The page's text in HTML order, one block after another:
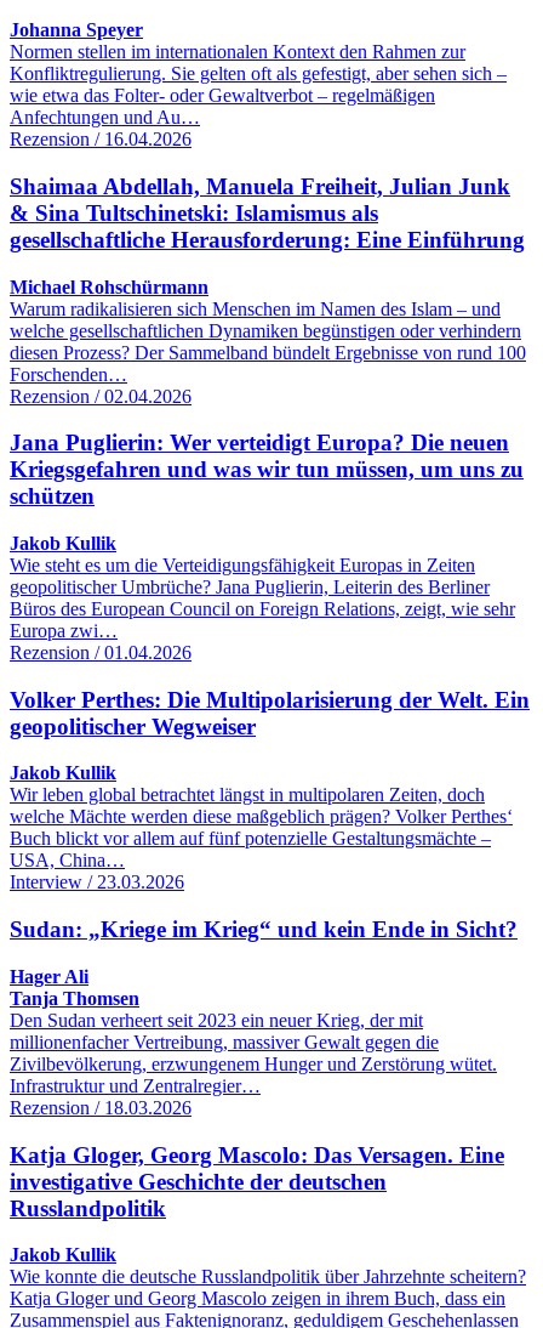
Johanna Speyer
Normen stellen im internationalen Kontext den Rahmen zur
Konfliktregulierung. Sie gelten oft als gefestigt, aber sehen sich –
wie etwa das Folter- oder Gewaltverbot – regelmäßigen
Anfechtungen und Au…
Rezension / 16.04.2026
Shaimaa Abdellah, Manuela Freiheit, Julian Junk
& Sina Tultschinetski: Islamismus als
gesellschaftliche Herausforderung: Eine Einführung
Michael Rohschürmann
Warum radikalisieren sich Menschen im Namen des Islam – und
welche gesellschaftlichen Dynamiken begünstigen oder verhindern
diesen Prozess? Der Sammelband bündelt Ergebnisse von rund 100
Forschenden…
Rezension / 02.04.2026
Jana Puglierin: Wer verteidigt Europa? Die neuen
Kriegsgefahren und was wir tun müssen, um uns zu
schützen
Jakob Kullik
Wie steht es um die Verteidigungsfähigkeit Europas in Zeiten
geopolitischer Umbrüche? Jana Puglierin, Leiterin des Berliner
Büros des European Council on Foreign Relations, zeigt, wie sehr
Europa zwi…
Rezension / 01.04.2026
Volker Perthes: Die Multipolarisierung der Welt. Ein
geopolitischer Wegweiser
Jakob Kullik
Wir leben global betrachtet längst in multipolaren Zeiten, doch
welche Mächte werden diese maßgeblich prägen? Volker Perthes‘
Buch blickt vor allem auf fünf potenzielle Gestaltungsmächte –
USA, China…
Interview / 23.03.2026
Sudan: „Kriege im Krieg“ und kein Ende in Sicht?
Hager Ali
Tanja Thomsen
Den Sudan verheert seit 2023 ein neuer Krieg, der mit
millionenfacher Vertreibung, massiver Gewalt gegen die
Zivilbevölkerung, erzwungenem Hunger und Zerstörung wütet.
Infrastruktur und Zentralregier…
Rezension / 18.03.2026
Katja Gloger, Georg Mascolo: Das Versagen. Eine
investigative Geschichte der deutschen
Russlandpolitik
Jakob Kullik
Wie konnte die deutsche Russlandpolitik über Jahrzehnte scheitern?
Katja Gloger und Georg Mascolo zeigen in ihrem Buch, dass ein
Zusammenspiel aus Faktenignoranz, geduldigem Geschehenlassen